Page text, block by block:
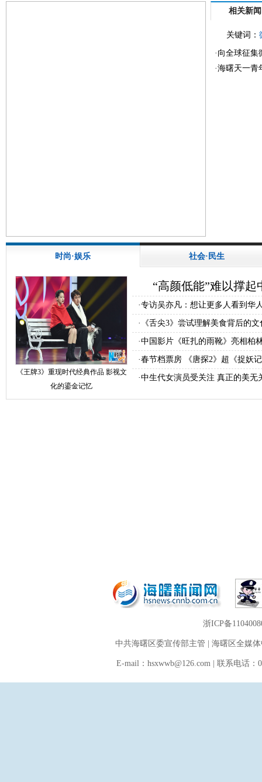
相关新闻
关键词：
· 向全球征集
·海曙天一青
时尚·娱乐 社会·民生
《王牌3》重现时代经典作品 影视文
化的鎏金记忆
“高颜低能”难以撑
·专访吴亦凡：想让更多人看到华
· 《舌尖3》尝试理解美食背后的
·中国影片《旺扎的雨靴》亮相柏
·春节档票房 《唐探2》超《捉妖
·中生代女演员受关注 真正的美无
浙江省新闻道德委员会举报中心
浙ICP备
中共海曙区委宣传部主管 | 海曙区全媒
E-mail：hsxwwb@126.com | 联系电话